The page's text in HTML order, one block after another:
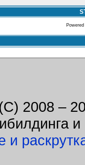
(C) 2008 –
и